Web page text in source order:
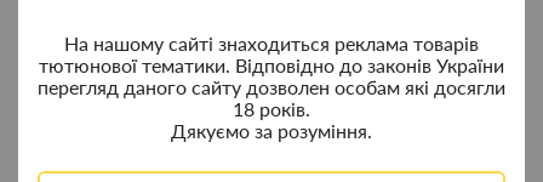
На нашому сайті знаходиться реклама товарів
тютюнової тематики. Відповідно до законів України
перегляд даного сайту дозволен особам які досягли
18 років.
Дякуємо за розуміння.
269.00грн.
Люлька для куріння дерев'яна пряма 13см